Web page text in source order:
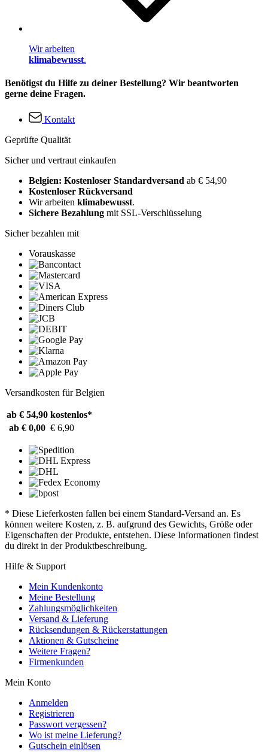
Wir arbeiten
klimabewusst.
Benötigst du Hilfe zu deiner Bestellung? Wir beantworten
gerne deine Fragen.
Kontakt
Geprüfte Qualität
Sicher und vertraut einkaufen
Belgien: Kostenloser Standardversand ab € 54,90
Kostenloser Rückversand
Wir arbeiten klimabewusst.
Sichere Bezahlung mit SSL-Verschlüsselung
Sicher bezahlen mit
Vorauskasse
Versandkosten für Belgien
ab € 54,90 kostenlos*
ab € 0,00 € 6,90
* Diese Lieferkosten fallen bei einem Standard-Versand an. Es
können weitere Kosten, z. B. aufgrund des Gewichts, Größe oder
Eigenschaften der Produkte, entstehen. Diese Informationen findest
du direkt in der Produktbeschreibung.
Hilfe & Support
Mein Kundenkonto
Meine Bestellung
Zahlungsmöglichkeiten
Versand & Lieferung
Rücksendungen & Rückerstattungen
Aktionen & Gutscheine
Weitere Fragen?
Firmenkunden
Mein Konto
Anmelden
Registrieren
Passwort vergessen?
Wo ist meine Lieferung?
Gutschein einlösen